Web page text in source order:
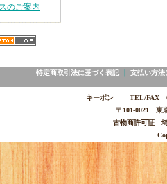
のご案内
特定商取引法に基づく表記｜ 支払い方法
キーポン TEL/FAX
〒101-0021 東
古物商許可証